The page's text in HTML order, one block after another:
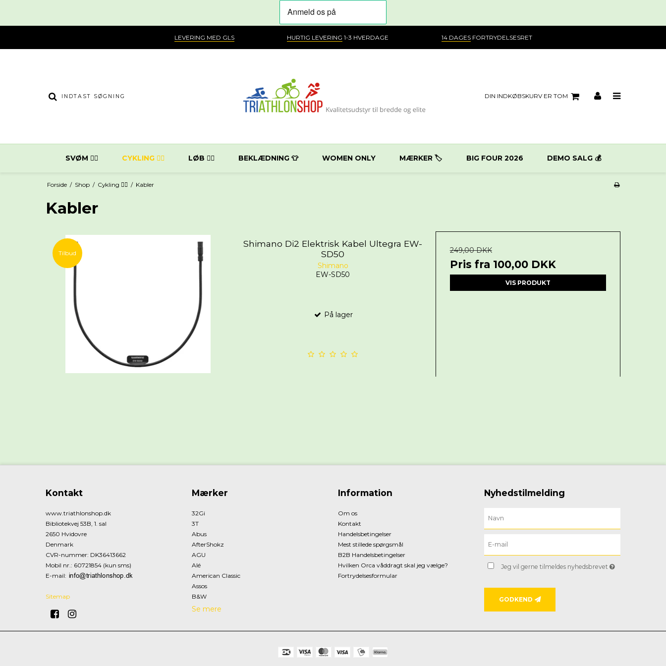
LEVERING MED GLS HURTIG LEVERING 1-3 HVERDAGE 14 DAGESFORTRYDELSESRET
DIN INDKØBSKURV ER TOM
SVØM 🏊‍♀️ CYKLING 🚴‍♂️ LØB 🏃‍♂️ BEKLÆDNING 👕 WOMEN ONLY MÆRKER 🏷️ BIG FOUR 2026 DEMO SALG 💰
Forside / Shop / Cykling 🚴‍♂️ / Kabler
Kabler
Tilbud
Shimano Di2 Elektrisk Kabel Ultegra EW-
SD50
Shimano
EW-SD50
På lager
249,00 DKK
Pris fra 100,00 DKK
VIS PRODUKT
Kontakt
www.triathlonshop.dk
Bibliotekvej 53B, 1. sal
2650 Hvidovre
Denmark
CVR-nummer: DK36413662
Mobil nr. : 60721854 (kun sms)
E-mail:
Sitemap
Mærker
32Gi
3T
Abus
AfterShokz
AGU
Alé
American Classic
Assos
B&W
Se mere
Information
Om os
Kontakt
Handelsbetingelser
Mest stillede spørgsmål
B2B Handelsbetingelser
Hvilken Orca våddragt skal jeg vælge?
Fortrydelsesformular
Nyhedstilmelding
Jeg vil gerne tilmeldes nyhedsbrevet
GODKEND